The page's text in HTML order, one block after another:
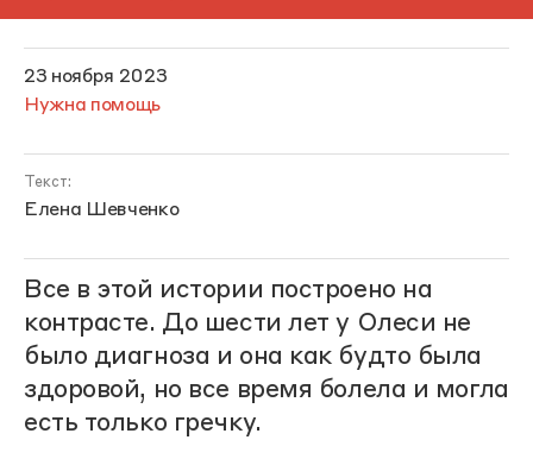
23 ноября 2023
Нужна помощь
Текст:
Елена Шевченко
Все в этой истории построено на
контрасте. До шести лет у Олеси не
было диагноза и она как будто была
здоровой, но все время болела и могла
есть только гречку.